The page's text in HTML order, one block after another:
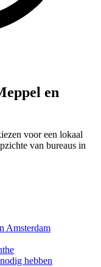
en
voor een lokaal
van bureaus in
Amsterdam
hebben